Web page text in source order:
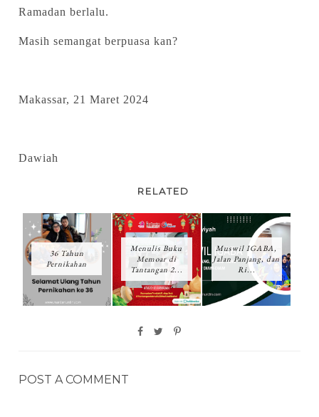
Ramadan berlalu.
Masih semangat berpuasa kan?
Makassar, 21 Maret 2024
Dawiah
RELATED
36 Tahun
Pernikahan
Menulis Buku
Memoar di
Tantangan 2...
Muswil IGABA,
Jalan Panjang, dan
Ri...
POST A COMMENT